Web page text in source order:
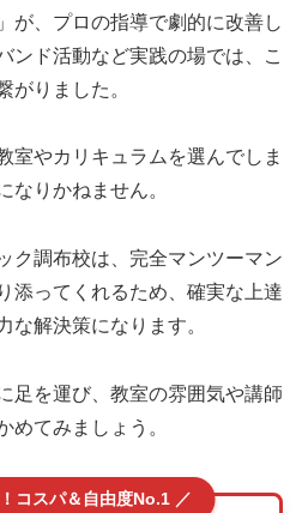
が、プロの指導で劇的に改善し
ンド活動など実践の場では、こ
がりました。
室やカリキュラムを選んでしま
なりかねません。
ク調布校は、完全マンツーマン
添ってくれるため、確実な上達
な解決策になります。
足を運び、教室の雰囲気や講師
めてみましょう。
コスパ＆自由度No.1 ／